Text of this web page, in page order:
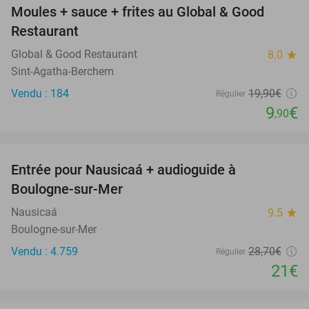
Moules + sauce + frites au Global & Good
Restaurant
Global & Good Restaurant 8.0 star
Sint-Agatha-Berchem
Vendu : 184
Régulier 19,90€
9,90€
Entrée pour Nausicaá + audioguide à
Boulogne-sur-Mer
Nausicaá 9.5 star
Boulogne-sur-Mer
Vendu : 4.759
Régulier 28,70€
21€